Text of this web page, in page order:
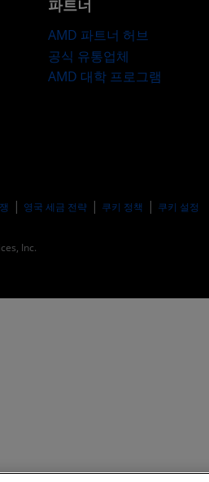
파트너
AMD 파트너 허브
공식 유통업체
AMD 대학 프로그램
영국 세금 전략 쿠키 정책 쿠키 설정
Inc.